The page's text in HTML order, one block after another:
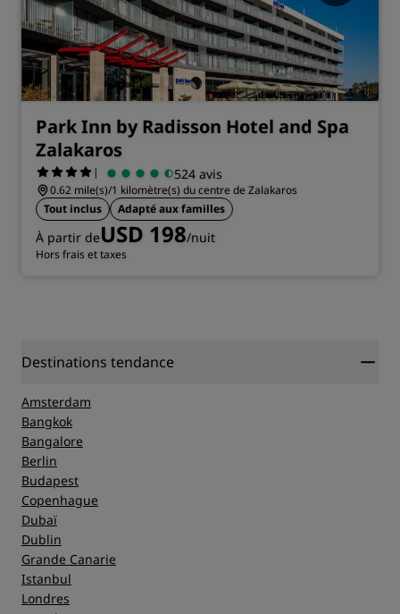
Park Inn by Radisson Hotel and Spa
Zalakaros
| 524 avis
0.62 mile(s)/1 kilomètre(s) du centre de Zalakaros
Tout inclus
Adapté aux familles
À partir deUSD 198/nuit
Hors frais et taxes
Destinations tendance
Amsterdam
Bangkok
Bangalore
Berlin
Budapest
Copenhague
Dubaï
Dublin
Grande Canarie
Istanbul
Londres